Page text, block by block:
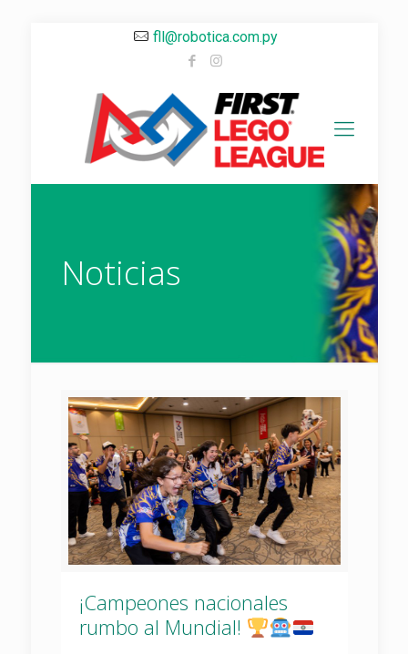
fll@robotica.com.py
Noticias
¡Campeones nacionales
rumbo al Mundial!